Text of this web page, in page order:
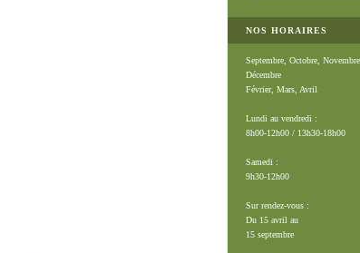
NOS HORAIRES
Septembre, Octobre,
Décembre
Février, Mars, Avril
Lundi au vendredi :
8h00-12h00 / 13h30-18h00
Samedi :
9h30-12h00
Sur rendez-vous :
Du 15 avril au
15 septembre